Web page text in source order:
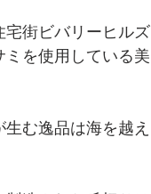
街ビバリーヒルズ
を使用している美
む逸品は海を越え